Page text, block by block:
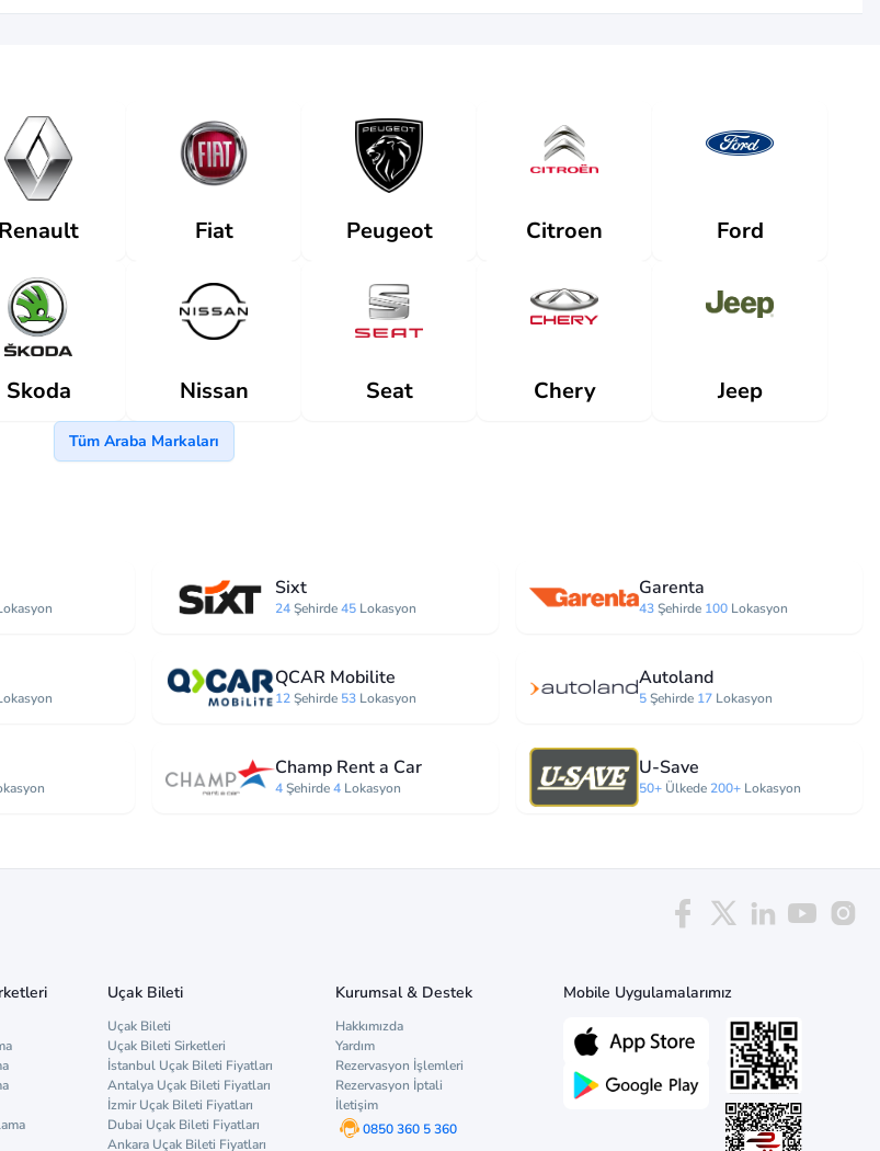
Renault Fiat Peugeot Citroen Ford
Skoda Nissan Seat Chery Jeep
Tüm Araba Markaları
Sixt
24Şehirde45 Lokasyon
Garenta
43Şehirde 100 Lokasyon
QCAR Mobilite
12Şehirde 53 Lokasyon
Autoland
5Şehirde 17 Lokasyon
Champ Rent a Car
4Şehirde4 Lokasyon
U-Save
50+ Ülkede 200+ Lokasyon
Uçak Bileti
Uçak Bileti
Uçak Bileti Sirketleri
İstanbul Uçak Bileti Fiyatları
Antalya Uçak Bileti Fiyatları
İzmir Uçak Bileti Fiyatları
Dubai Uçak Bileti Fiyatları
Ankara Uçak Bileti Fiyatları
Kurumsal & Destek
Hakkımızda
Yardım
Rezervasyon İşlemleri
Rezervasyon İptali
İletişim
0850 360 5 360
Mobile Uygulamalarımız